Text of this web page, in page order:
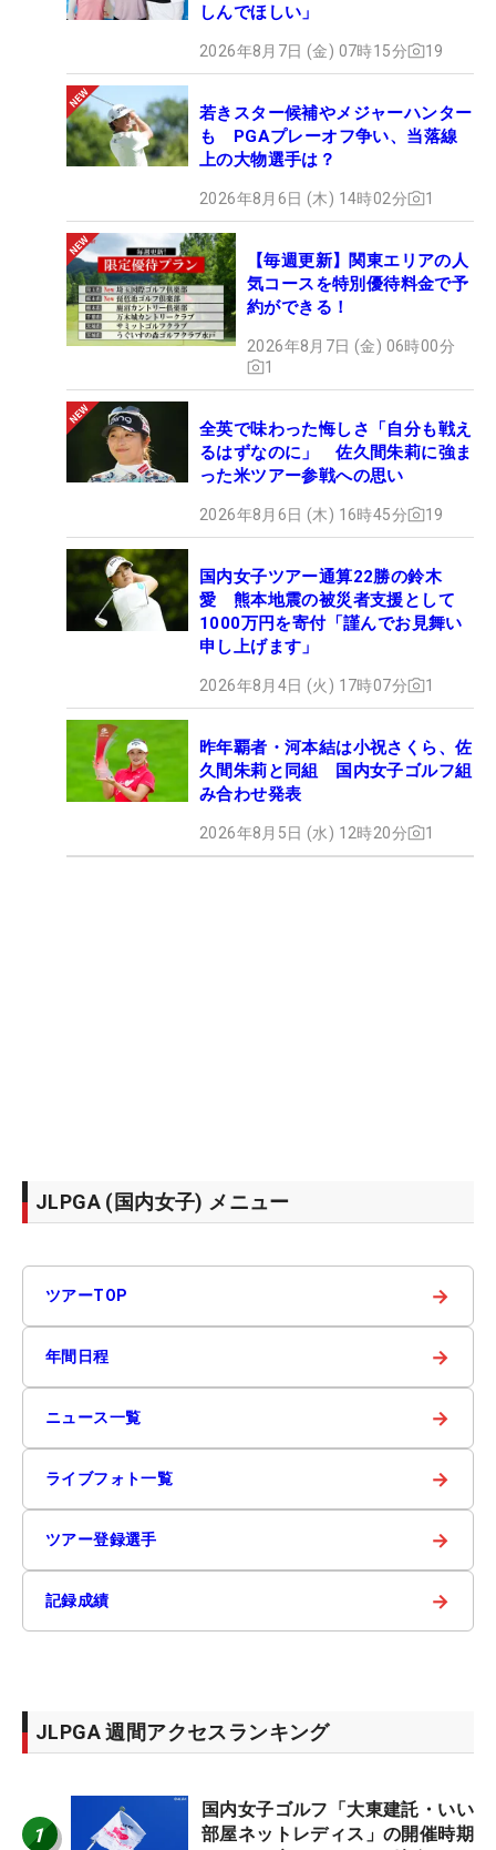
しんでほしい」
2026年8月7日 (金) 07時15分 19
若きスター候補やメジャーハンター
も PGAプレーオフ争い、当落線
上の大物選手は？
2026年8月6日 (木) 14時02分 1
【毎週更新】関東エリアの人
気コースを特別優待料金で予
約ができる！
2026年8月7日 (金) 06時00分
1
全英で味わった悔しさ「自分も戦え
るはずなのに」 佐久間朱莉に強ま
った米ツアー参戦への思い
2026年8月6日 (木) 16時45分 19
国内女子ツアー通算22勝の鈴木
愛 熊本地震の被災者支援として
1000万円を寄付「謹んでお見舞い
申し上げます」
2026年8月4日 (火) 17時07分 1
昨年覇者・河本結は小祝さくら、佐
久間朱莉と同組 国内女子ゴルフ組
み合わせ発表
2026年8月5日 (水) 12時20分 1
JLPGA (国内女子) メニュー
ツアーTOP →
年間日程 →
ニュース一覧 →
ライブフォト一覧 →
ツアー登録選手 →
記録成績 →
JLPGA 週間アクセスランキング
1
国内女子ゴルフ「大東建託・いい
部屋ネットレディス」の開催時期